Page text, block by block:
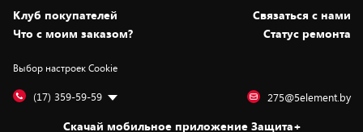
Статьи и обзоры
Вакансии
Дай пять добру!
Безналичный расчёт
Обмен и возврат товара
Обработка персональных данных
Подарочные карты
Установка техники
Для игровых консолей
Для мобильных устройств
Для компьютеров
Скидки и промокоды
Белорусские товары
Бонусы
Оплата частями
Клуб покупателей
Cвязаться с нами
Что с моим заказом?
Статус ремонта
Выбор настроек Cookie
(17) 359-59-59 275@5element.by
Скачай мобильное приложение Защита+